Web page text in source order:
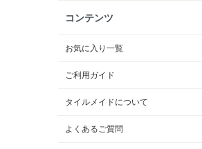
コンテンツ
お気に入り一覧
ご利用ガイド
タイルメイドについて
よくあるご質問